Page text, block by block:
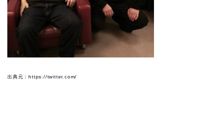
出典元：https://twitter.com/